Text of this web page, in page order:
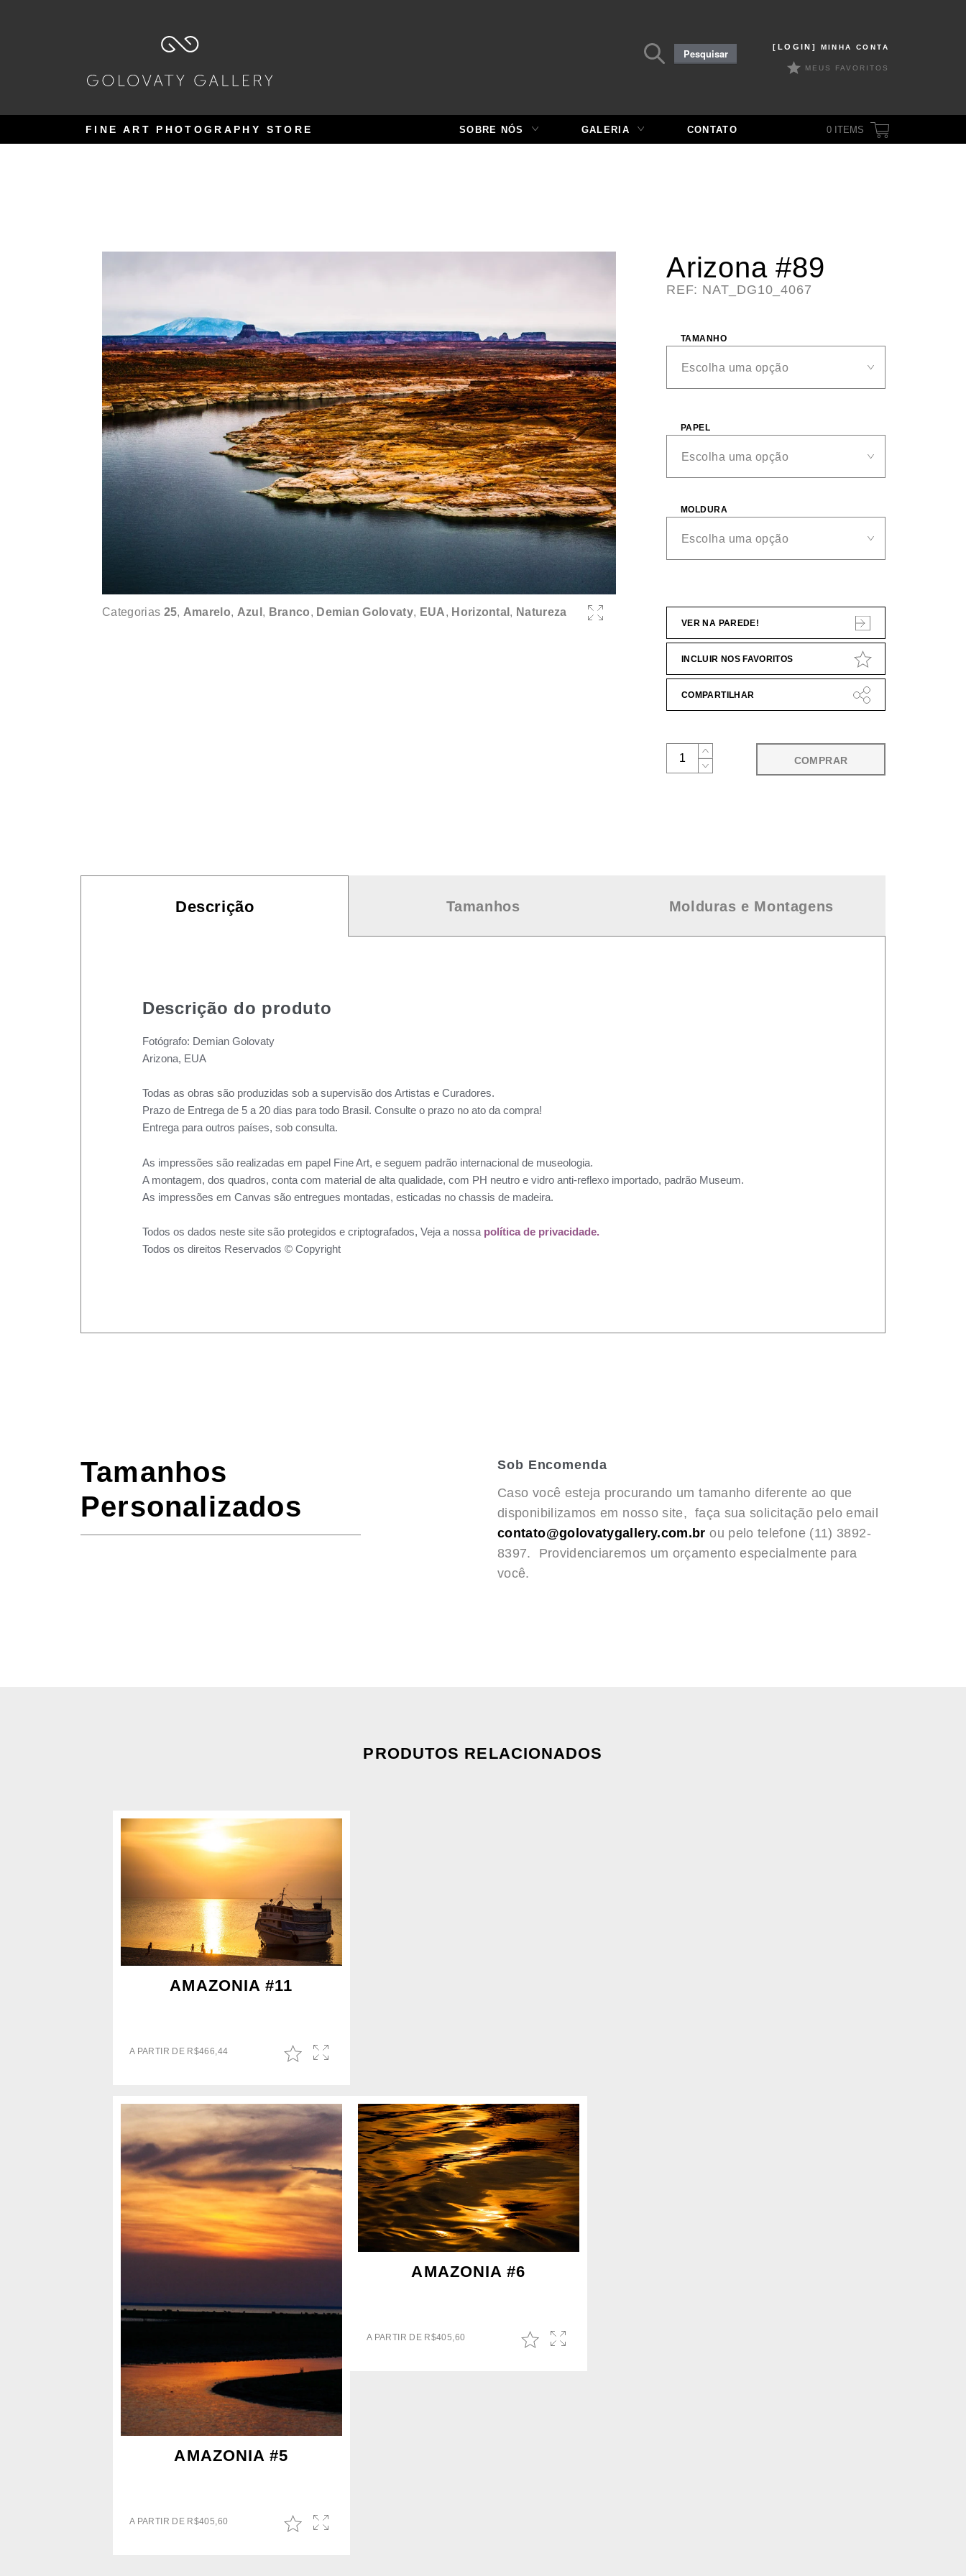
navegação
[LOGIN] MINHA CONTA
MEUS FAVORITOS
Pesquisar
por:Pesquisar
FINE ART PHOTOGRAPHY STORE SOBRE NÓS GALERIA CONTATO 0 ITEMS
Categorias 25, Amarelo, Azul , Branco, Demian Golovaty, EUA, Horizontal , Natureza
Arizona #89
REF: NAT_DG10_4067
TAMANHO
PAPEL
MOLDURA
VER NA PAREDE!
INCLUIR NOS FAVORITOS
COMPARTILHAR
COMPRAR
Descrição Tamanhos Molduras e Montagens
Descrição do produto
Fotógrafo: Demian Golovaty
Arizona, EUA
Todas as obras são produzidas sob a supervisão dos Artistas e Curadores.
Prazo de Entrega de 5 a 20 dias para todo Brasil. Consulte o prazo no ato da compra!
Entrega para outros países, sob consulta.
As impressões são realizadas em papel Fine Art, e seguem padrão internacional de museologia.
A montagem, dos quadros, conta com material de alta qualidade, com PH neutro e vidro anti-reflexo importado, padrão Museum.
As impressões em Canvas são entregues montadas, esticadas no chassis de madeira.
Todos os dados neste site são protegidos e criptografados, Veja a nossa política de privacidade.
Todos os direitos Reservados © Copyright
Tamanhos
Personalizados
Sob Encomenda
Caso você esteja procurando um tamanho diferente ao que
disponibilizamos em nosso site, faça sua solicitação pelo email
contato@golovatygallery.com.br ou pelo telefone (11) 3892-
8397. Providenciaremos um orçamento especialmente para
você.
PRODUTOS RELACIONADOS
AMAZONIA #11
A PARTIR DE R$466,44
AMAZONIA #5
A PARTIR DE R$405,60
AMAZONIA #6
A PARTIR DE R$405,60